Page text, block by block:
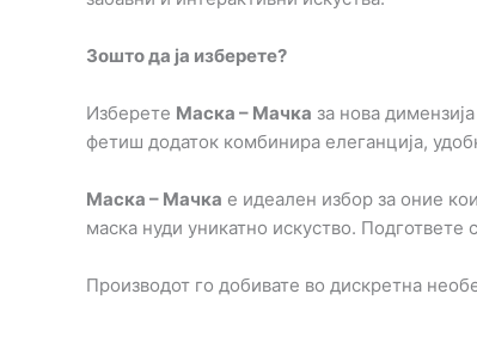
Зошто да ја изберете?
Изберете Маска – Мачка за нова
фетиш додаток комбинира елеганција,
Маска – Мачка е идеален избор за оние
маска нуди уникатно искуство. Подгответе
Производот го добивате во дискретна